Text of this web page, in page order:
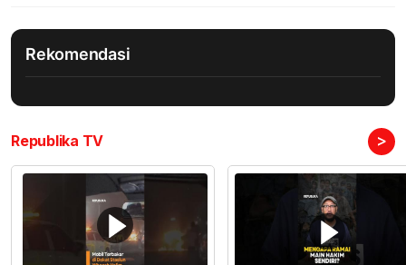
Rekomendasi
Republika TV >